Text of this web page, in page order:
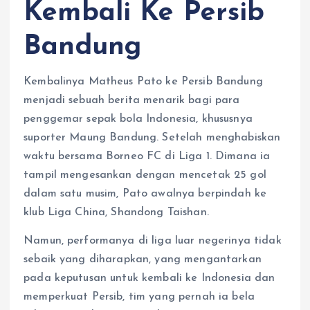
Kembali Ke Persib
Bandung
Kembalinya Matheus Pato ke Persib Bandung
menjadi sebuah berita menarik bagi para
penggemar sepak bola Indonesia, khususnya
suporter Maung Bandung. Setelah menghabiskan
waktu bersama Borneo FC di Liga 1. Dimana ia
tampil mengesankan dengan mencetak 25 gol
dalam satu musim, Pato awalnya berpindah ke
klub Liga China, Shandong Taishan.
Namun, performanya di liga luar negerinya tidak
sebaik yang diharapkan, yang mengantarkan
pada keputusan untuk kembali ke Indonesia dan
memperkuat Persib, tim yang pernah ia bela